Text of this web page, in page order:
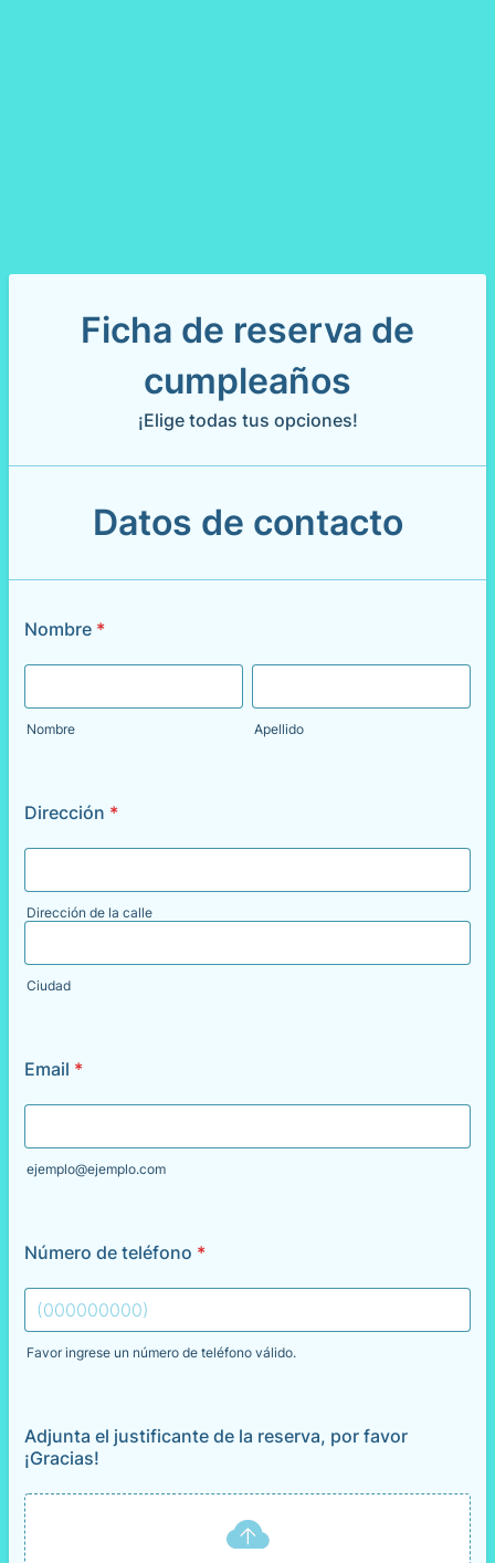
Ficha de reserva de
cumpleaños
¡Elige todas tus opciones!
Datos de contacto
Nombre *
Nombre Apellido
Dirección *
Dirección de la calle
Ciudad
Email *
ejemplo@ejemplo.com
Número de teléfono *
Favor ingrese un número de teléfono válido.
Adjunta el justificante de la reserva, por favor
¡Gracias!